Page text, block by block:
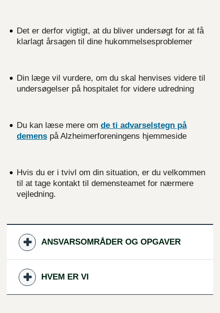
Det er derfor vigtigt, at du bliver undersøgt for at få
klarlagt årsagen til dine hukommelsesproblemer
Din læge vil vurdere, om du skal henvises videre til
undersøgelser på hospitalet for videre udredning
Du kan læse mere om de ti advarselstegn på
demens på Alzheimerforeningens hjemmeside
Hvis du er i tvivl om din situation, er du velkommen
til at tage kontakt til demensteamet for nærmere
vejledning.
ANSVARSOMRÅDER OG OPGAVER
HVEM ER VI